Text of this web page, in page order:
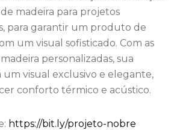
madeira para projetos
para garantir um produto de
um visual sofisticado. Com as
personalizadas, sua
um visual exclusivo e elegante,
conforto térmico e acústico.
https://bit.ly/projeto-nobre